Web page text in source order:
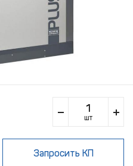
шт
Запросить КП